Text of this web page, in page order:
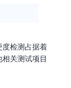
度检测占据着
关测试项目